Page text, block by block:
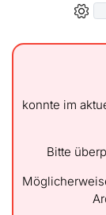
konnte im
Bitte